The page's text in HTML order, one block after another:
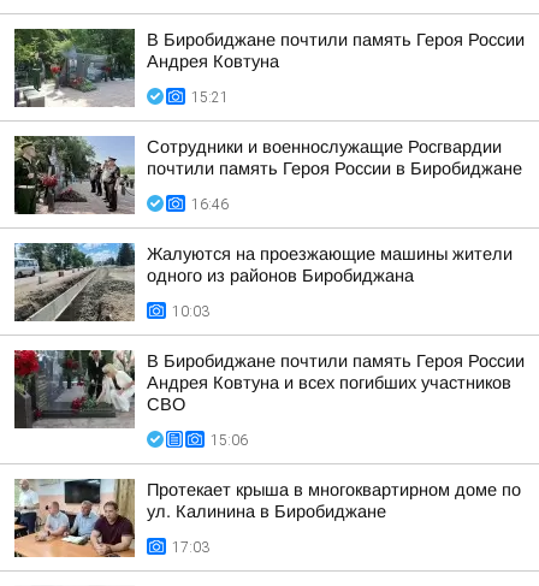
В Биробиджане почтили память Героя России
Андрея Ковтуна
15:21
Сотрудники и военнослужащие Росгвардии
почтили память Героя России в Биробиджане
16:46
Жалуются на проезжающие машины жители
одного из районов Биробиджана
10:03
В Биробиджане почтили память Героя России
Андрея Ковтуна и всех погибших участников
СВО
15:06
Протекает крыша в многоквартирном доме по
ул. Калинина в Биробиджане
17:03